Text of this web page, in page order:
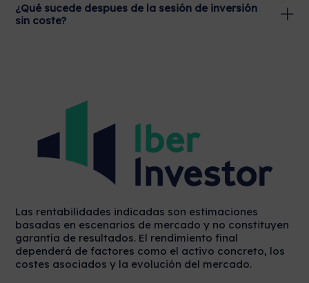
¿Qué sucede despues de la sesión de inversión
sin coste?
Las rentabilidades indicadas son estimaciones
basadas en escenarios de mercado y no constituyen
garantía de resultados. El rendimiento final
dependerá de factores como el activo concreto, los
costes asociados y la evolución del mercado.